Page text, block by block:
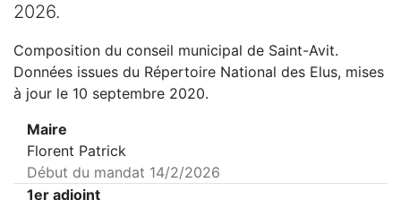
2026.
Composition du conseil municipal de Saint-Avit.
Données issues du Répertoire National des Elus, mises
à jour le 10 septembre 2020.
Maire
Florent Patrick
Début du mandat 14/2/2026
1er adjoint